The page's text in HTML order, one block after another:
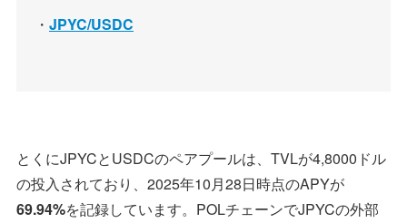
・ JPYC/USDC
とくにJPYCとUSDCのペアプールは、TVLが4,8000ドル
の投入されており、2025年10月28日時点のAPYが
69.94%を記録しています。POLチェーンでJPYCの外部